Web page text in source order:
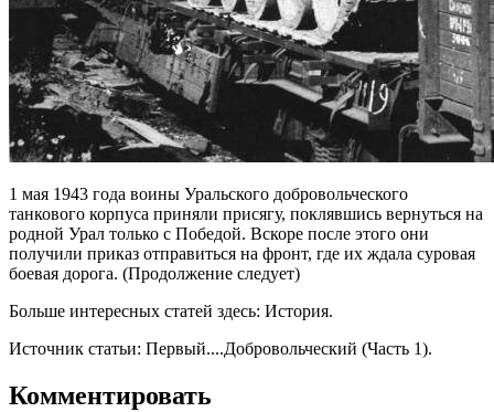
1 мая 1943 года воины Уральского добровольческого
танкового корпуса приняли присягу, поклявшись вернуться на
родной Урал только с Победой. Вскоре после этого они
получили приказ отправиться на фронт, где их ждала суровая
боевая дорога. (Продолжение следует)
Больше интересных статей здесь: История.
Источник статьи: Первый....Добровольческий (Часть 1).
Комментировать